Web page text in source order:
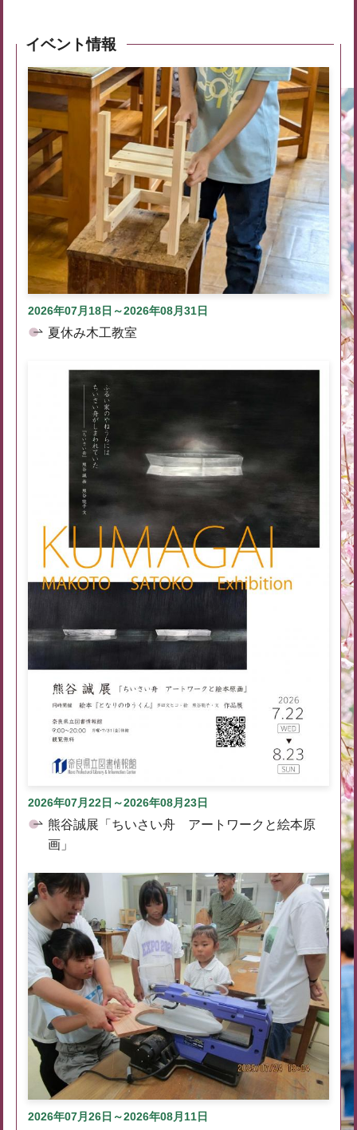
イベント情報
2026年07月18日～2026年08月31日
夏休み木工教室
2026年07月22日～2026年08月23日
熊谷誠展「ちいさい舟 アートワークと絵本原
画」
2026年07月26日～2026年08月11日